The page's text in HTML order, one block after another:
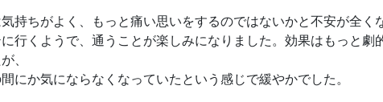
持ちがよく、もっと痛い思いをするのではないかと不安が全く
行くようで、通うことが楽しみになりました。効果はもっと劇
、
にか気にならなくなっていたという感じで緩やかでした。